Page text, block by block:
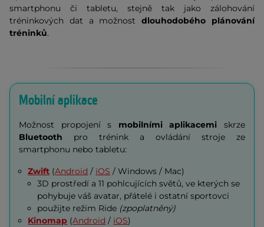
smartphonu či tabletu, stejně tak jako zálohování
tréninkových dat a možnostdlouhodobého plánování
tréninků.
Mobilní aplikace
Možnost propojení s mobilními aplikacemiskrze
Bluetooth pro trénink a ovládání stroje ze
smartphonu nebo tabletu:
Zwift (Android / iOS / Windows / Mac)
3D prostředí a 11 pohlcujících světů, ve kterých se
pohybuje váš avatar, přátelé i ostatní sportovci
použijte režim Ride (zpoplatněný)
Kinomap (Android / iOS)